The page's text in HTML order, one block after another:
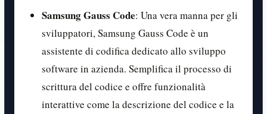
Samsung Gauss Code: Una vera manna per gli
sviluppatori, Samsung Gauss Code è un
assistente di codifica dedicato allo sviluppo
software in azienda. Semplifica il processo di
scrittura del codice e offre funzionalità
interattive come la descrizione del codice e la